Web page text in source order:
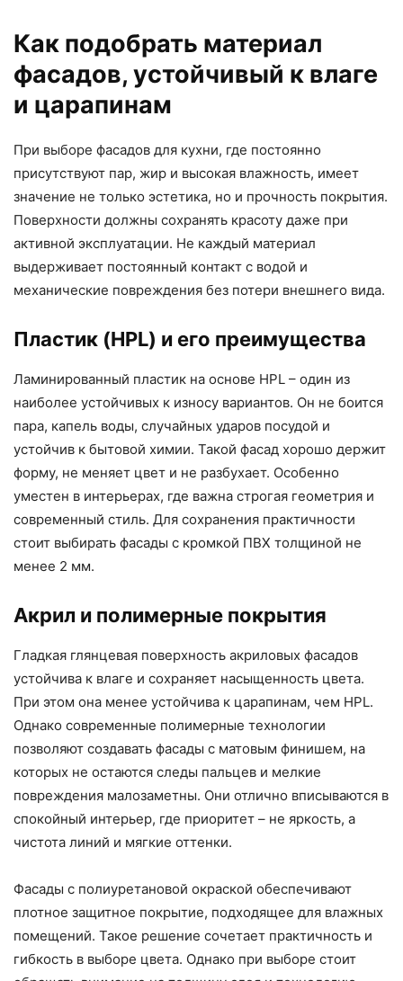
Как подобрать материал
фасадов, устойчивый к влаге
и царапинам
При выборе фасадов для кухни, где постоянно
присутствуют пар, жир и высокая влажность, имеет
значение не только эстетика, но и прочность покрытия.
Поверхности должны сохранять красоту даже при
активной эксплуатации. Не каждый материал
выдерживает постоянный контакт с водой и
механические повреждения без потери внешнего вида.
Пластик (HPL) и его преимущества
Ламинированный пластик на основе HPL – один из
наиболее устойчивых к износу вариантов. Он не боится
пара, капель воды, случайных ударов посудой и
устойчив к бытовой химии. Такой фасад хорошо держит
форму, не меняет цвет и не разбухает. Особенно
уместен в интерьерах, где важна строгая геометрия и
современный стиль. Для сохранения практичности
стоит выбирать фасады с кромкой ПВХ толщиной не
менее 2 мм.
Акрил и полимерные покрытия
Гладкая глянцевая поверхность акриловых фасадов
устойчива к влаге и сохраняет насыщенность цвета.
При этом она менее устойчива к царапинам, чем HPL.
Однако современные полимерные технологии
позволяют создавать фасады с матовым финишем, на
которых не остаются следы пальцев и мелкие
повреждения малозаметны. Они отлично вписываются в
спокойный интерьер, где приоритет – не яркость, а
чистота линий и мягкие оттенки.
Фасады с полиуретановой окраской обеспечивают
плотное защитное покрытие, подходящее для влажных
помещений. Такое решение сочетает практичность и
гибкость в выборе цвета. Однако при выборе стоит